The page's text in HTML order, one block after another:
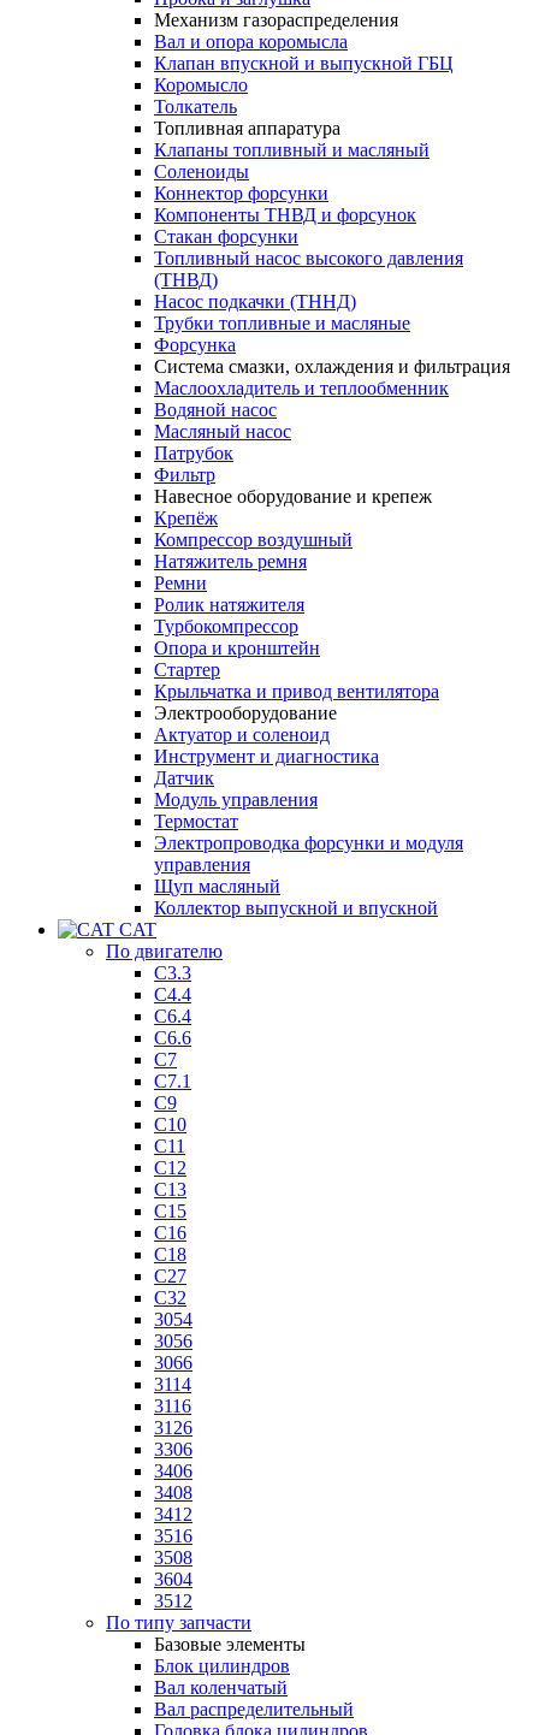
Механизм газораспределения
Вал и опора коромысла
Клапан впускной и выпускной ГБЦ
Коромысло
Толкатель
Топливная аппаратура
Клапаны топливный и масляный
Соленоиды
Коннектор форсунки
Компоненты ТНВД и форсунок
Стакан форсунки
Топливный насос высокого давления
(ТНВД)
Насос подкачки (ТННД)
Трубки топливные и масляные
Форсунка
Система смазки, охлаждения и фильтрация
Маслоохладитель и теплообменник
Водяной насос
Масляный насос
Патрубок
Фильтр
Навесное оборудование и крепеж
Крепёж
Компрессор воздушный
Натяжитель ремня
Ремни
Ролик натяжителя
Турбокомпрессор
Опора и кронштейн
Стартер
Крыльчатка и привод вентилятора
Электрооборудование
Актуатор и соленоид
Инструмент и диагностика
Датчик
Модуль управления
Термостат
Электропроводка форсунки и модуля
управления
Щуп масляный
Коллектор выпускной и впускной
CAT
По двигателю
C3.3
C4.4
C6.4
C6.6
C7
C7.1
C9
C10
C11
C12
C13
C15
C16
C18
C27
C32
3054
3056
3066
3114
3116
3126
3306
3406
3408
3412
3516
3508
3604
3512
По типу запчасти
Базовые элементы
Блок цилиндров
Вал коленчатый
Вал распределительный
Головка блока цилиндров